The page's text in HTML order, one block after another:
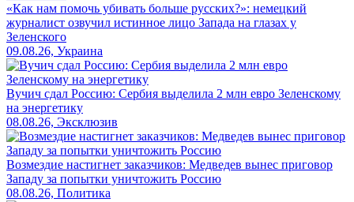
«Как нам помочь убивать больше русских?»: немецкий
журналист озвучил истинное лицо Запада на глазах у
Зеленского
09.08.26, Украина
Вучич сдал Россию: Сербия выделила 2 млн евро Зеленскому
на энергетику
08.08.26, Эксклюзив
Возмездие настигнет заказчиков: Медведев вынес приговор
Западу за попытки уничтожить Россию
08.08.26, Политика